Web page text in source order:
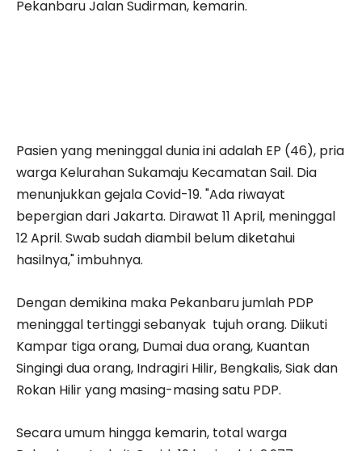
Pekanbaru Jalan Sudirman, kemarin.
Pasien yang meninggal dunia ini adalah EP (46), pria
warga Kelurahan Sukamaju Kecamatan Sail. Dia
menunjukkan gejala Covid-19. "Ada riwayat
bepergian dari Jakarta. Dirawat 11 April, meninggal
12 April. Swab sudah diambil belum diketahui
hasilnya," imbuhnya.
Dengan demikina maka Pekanbaru jumlah PDP
meninggal tertinggi sebanyak tujuh orang. Diikuti
Kampar tiga orang, Dumai dua orang, Kuantan
Singingi dua orang, Indragiri Hilir, Bengkalis, Siak dan
Rokan Hilir yang masing-masing satu PDP.
Secara umum hingga kemarin, total warga